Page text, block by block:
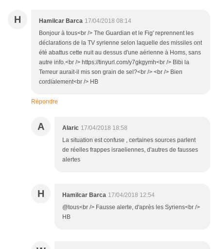
H Hamilcar Barca 17/04/2018 08:14
Bonjour à tous<br /> The Guardian et le Fig' reprennent les
déclarations de la TV syrienne selon laquelle des missiles ont
été abattus cette nuit au dessus d'une aérienne à Homs, sans
autre info.<br /> https://tinyurl.com/y7gkgymh<br /> Bibi la
Terreur aurait-il mis son grain de sel?<br /> <br /> Bien
cordialement<br /> HB
Répondre
A Alaric 17/04/2018 18:58
La situation est confuse , certaines sources parlent
de réelles frappes israeliennes, d'autres de fausses
alertes
H Hamilcar Barca 17/04/2018 12:54
@tous<br /> Fausse alerte, d'après les Syriens<br />
HB